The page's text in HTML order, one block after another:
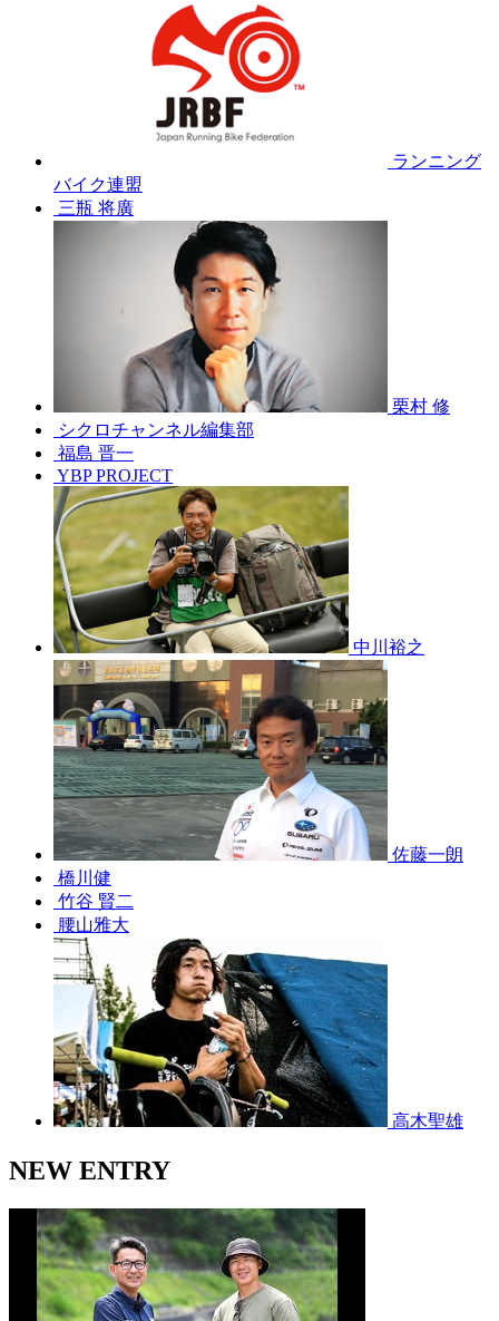
ランニング
バイク連盟
三瓶 将廣
栗村 修
シクロチャンネル編集部
福島 晋一
YBP PROJECT
中川裕之
佐藤一朗
橋川健
竹谷 賢二
腰山雅大
高木聖雄
NEW ENTRY